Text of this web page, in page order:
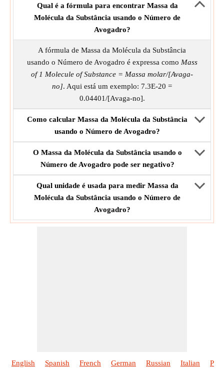
Qual é a fórmula para encontrar Massa da
Molécula da Substância usando o Número de
Avogadro?
A fórmula de Massa da Molécula da Substância
usando o Número de Avogadro é expressa como Mass
of 1 Molecule of Substance = Massa molar/[Avaga-
no]. Aqui está um exemplo: 7.3E-20 =
0.04401/[Avaga-no].
Como calcular Massa da Molécula da Substância
usando o Número de Avogadro?
O Massa da Molécula da Substância usando o
Número de Avogadro pode ser negativo?
Qual unidade é usada para medir Massa da
Molécula da Substância usando o Número de
Avogadro?
English Spanish French German Russian Italian